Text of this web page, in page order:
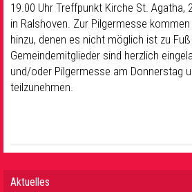
19.00 Uhr Treffpunkt Kirche St. Agatha,
in Ralshoven. Zur Pilgermesse
hinzu, denen es nicht möglich ist zu
Gemeindemitglieder sind herzlich
und/oder Pilgermesse am Donnerstag
teilzunehmen.
Aktuelles